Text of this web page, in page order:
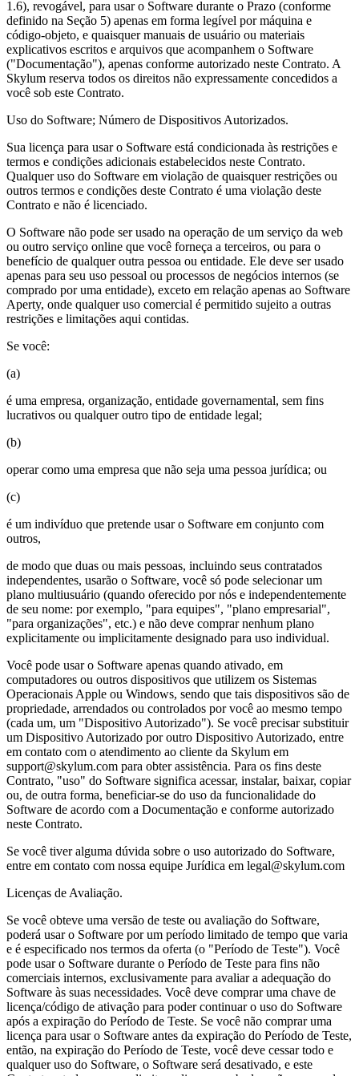
1.6), revogável, para usar o Software durante o Prazo (conforme
definido na Seção 5) apenas em forma legível por máquina e
código-objeto, e quaisquer manuais de usuário ou materiais
explicativos escritos e arquivos que acompanhem o Software
("Documentação"), apenas conforme autorizado neste Contrato. A
Skylum reserva todos os direitos não expressamente concedidos a
você sob este Contrato.
Uso do Software; Número de Dispositivos Autorizados.
Sua licença para usar o Software está condicionada às restrições e
termos e condições adicionais estabelecidos neste Contrato.
Qualquer uso do Software em violação de quaisquer restrições ou
outros termos e condições deste Contrato é uma violação deste
Contrato e não é licenciado.
O Software não pode ser usado na operação de um serviço da web
ou outro serviço online que você forneça a terceiros, ou para o
benefício de qualquer outra pessoa ou entidade. Ele deve ser usado
apenas para seu uso pessoal ou processos de negócios internos (se
comprado por uma entidade), exceto em relação apenas ao Software
Aperty, onde qualquer uso comercial é permitido sujeito a outras
restrições e limitações aqui contidas.
Se você:
(a)
é uma empresa, organização, entidade governamental, sem fins
lucrativos ou qualquer outro tipo de entidade legal;
(b)
operar como uma empresa que não seja uma pessoa jurídica; ou
(c)
é um indivíduo que pretende usar o Software em conjunto com
outros,
de modo que duas ou mais pessoas, incluindo seus contratados
independentes, usarão o Software, você só pode selecionar um
plano multiusuário (quando oferecido por nós e independentemente
de seu nome: por exemplo, "para equipes", "plano empresarial",
"para organizações", etc.) e não deve comprar nenhum plano
explicitamente ou implicitamente designado para uso individual.
Você pode usar o Software apenas quando ativado, em
computadores ou outros dispositivos que utilizem os Sistemas
Operacionais Apple ou Windows, sendo que tais dispositivos são de
propriedade, arrendados ou controlados por você ao mesmo tempo
(cada um, um "Dispositivo Autorizado"). Se você precisar substituir
um Dispositivo Autorizado por outro Dispositivo Autorizado, entre
em contato com o atendimento ao cliente da Skylum em
support@skylum.com para obter assistência. Para os fins deste
Contrato, "uso" do Software significa acessar, instalar, baixar, copiar
ou, de outra forma, beneficiar-se do uso da funcionalidade do
Software de acordo com a Documentação e conforme autorizado
neste Contrato.
Se você tiver alguma dúvida sobre o uso autorizado do Software,
entre em contato com nossa equipe Jurídica em legal@skylum.com
Licenças de Avaliação.
Se você obteve uma versão de teste ou avaliação do Software,
poderá usar o Software por um período limitado de tempo que varia
e é especificado nos termos da oferta (o "Período de Teste"). Você
pode usar o Software durante o Período de Teste para fins não
comerciais internos, exclusivamente para avaliar a adequação do
Software às suas necessidades. Você deve comprar uma chave de
licença/código de ativação para poder continuar o uso do Software
após a expiração do Período de Teste. Se você não comprar uma
licença para usar o Software antes da expiração do Período de Teste,
então, na expiração do Período de Teste, você deve cessar todo e
qualquer uso do Software, o Software será desativado, e este